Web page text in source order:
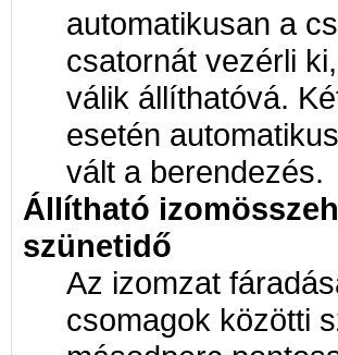
automatikusan a
csatornát vezérli
válik állíthatóvá.
esetén
vált a berendezés.
Állítható
szünetidő
Az izomzat
csomagok közötti